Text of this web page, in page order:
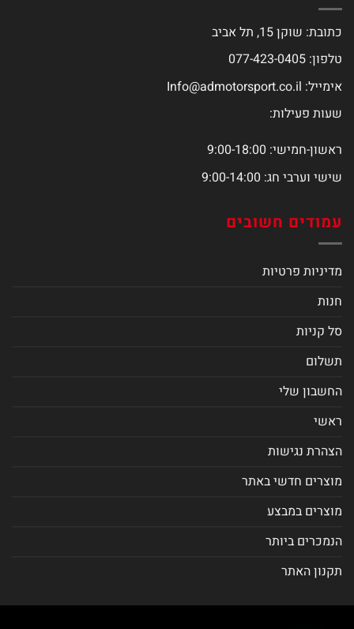
כתובת: שוקן 15, תל אביב
טלפון: 077-423-0405
אימייל: Info@admotorsport.co.il
שעות פעילות:
ראשון-חמישי: 9:00-18:00
שישי וערבי חג: 9:00-14:00
עמודים חשובים
מדיניות פרטיות
חנות
סל קניות
תשלום
החשבון שלי
ראשי
הצהרת נגישות
מוצרים חדשי באתר
מוצרים במבצע
הנמכרים ביותר
תקנון האתר